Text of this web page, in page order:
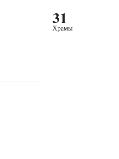
31
Храмы